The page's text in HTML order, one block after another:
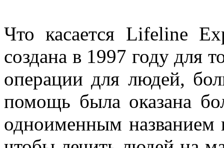
Что касается Lifeline
создана в 1997 году для
операции для людей,
помощь была оказана
одноименным названием